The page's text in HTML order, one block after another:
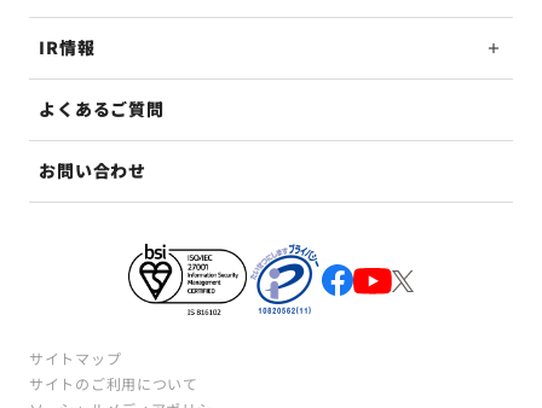
IR情報
よくあるご質問
お問い合わせ
サイトマップ
サイトのご利用について